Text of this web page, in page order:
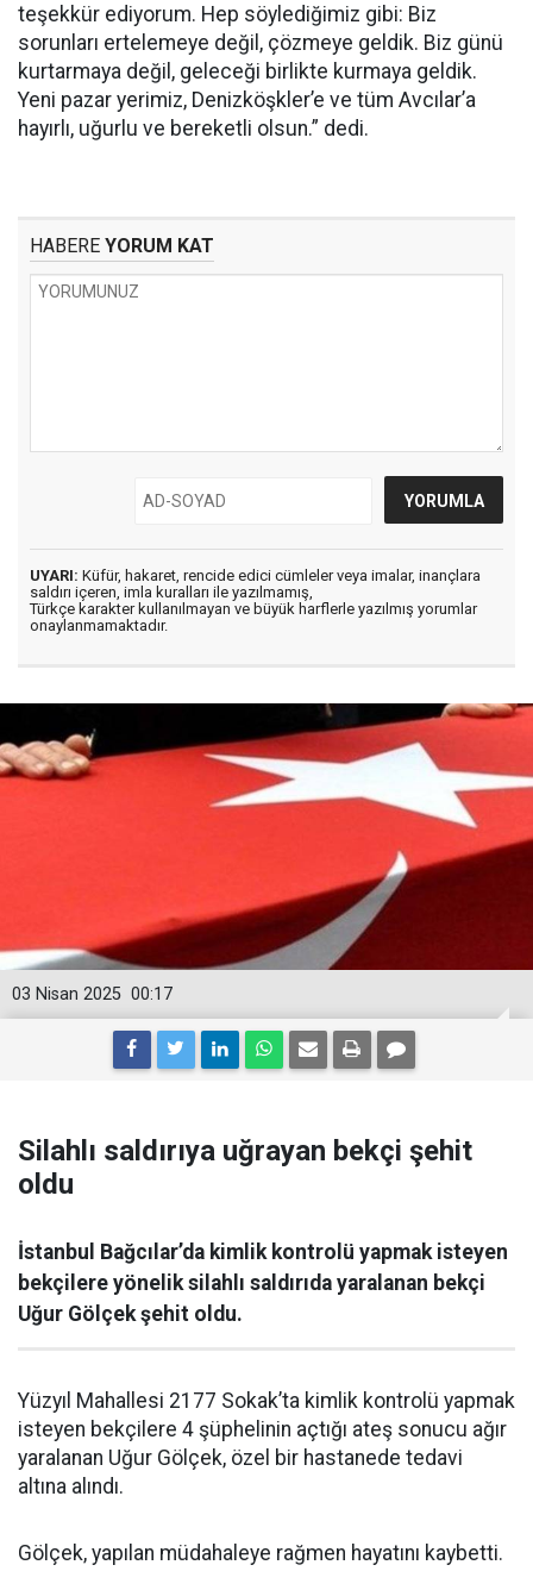
teşekkür ediyorum. Hep söylediğimiz gibi: Biz
sorunları ertelemeye değil, çözmeye geldik. Biz günü
kurtarmaya değil, geleceği birlikte kurmaya geldik.
Yeni pazar yerimiz, Denizköşkler’e ve tüm Avcılar’a
hayırlı, uğurlu ve bereketli olsun.” dedi.
HABERE YORUM KAT
UYARI: Küfür, hakaret, rencide edici cümleler veya imalar, inançlara
saldırı içeren, imla kuralları ile yazılmamış,
Türkçe karakter kullanılmayan ve büyük harflerle yazılmış yorumlar
onaylanmamaktadır.
00:17
03 Nisan 2025
Silahlı saldırıya uğrayan bekçi şehit
oldu
İstanbul Bağcılar’da kimlik kontrolü yapmak isteyen
bekçilere yönelik silahlı saldırıda yaralanan bekçi
Uğur Gölçek şehit oldu.
Yüzyıl Mahallesi 2177 Sokak’ta kimlik kontrolü yapmak
isteyen bekçilere 4 şüphelinin açtığı ateş sonucu ağır
yaralanan Uğur Gölçek, özel bir hastanede tedavi
altına alındı.
Gölçek, yapılan müdahaleye rağmen hayatını kaybetti.